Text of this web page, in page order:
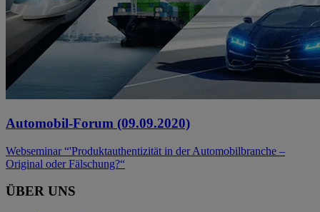
Automobil-Forum (09.09.2020)
Webseminar “'Produktauthentizität in der Automobilbranche –
Original oder Fälschung?“
ÜBER UNS